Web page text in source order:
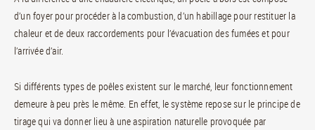
d’un foyer pour procéder à la combustion, d’un habillage pour restituer la
chaleur et de deux raccordements pour l’évacuation des fumées et pour
l’arrivée d’air.
Si différents types de poêles existent sur le marché, leur fonctionnement
demeure à peu près le même. En effet, le système repose sur le principe de
tirage qui va donner lieu à une aspiration naturelle provoquée par